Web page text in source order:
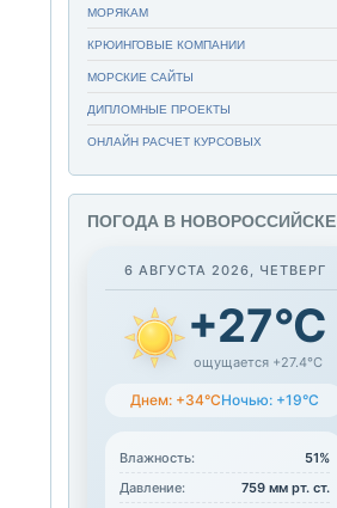
МОРЯКАМ
КРЮИНГОВЫЕ КОМПАНИИ
МОРСКИЕ САЙТЫ
ДИПЛОМНЫЕ ПРОЕКТЫ
ОНЛАЙН РАСЧЕТ КУРСОВЫХ
ПОГОДА В НОВОРОССИЙСКЕ
6 АВГУСТА 2026, ЧЕТВЕРГ
+27°C
ощущается +27.4°C
Днем: +34°CНочью: +19°C
Влажность:
51%
Давление:
759 мм рт. ст.